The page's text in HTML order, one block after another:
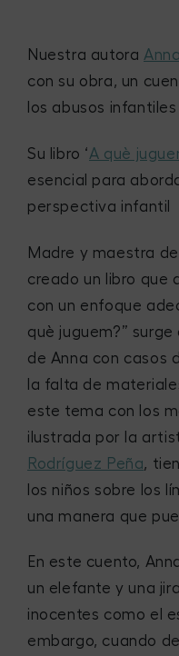
Nuestra autora
con su obra, un
los abusos infantiles
Su libro ‘A què
esencial para
perspectiva infantil
Madre y maestra
creado un libro que
con un enfoque
què juguem?”
de Anna con casos
la falta de
este tema con los
ilustrada por la
Rodríguez Peña,
los niños sobre los
una manera que
En este cuento,
un elefante y una
inocentes como el
embargo, cuando